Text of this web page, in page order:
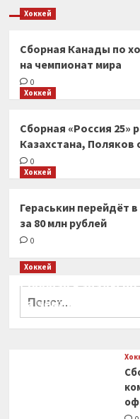
Хоккей
Сборная Канады по
на чемпионат мира
0
Хоккей
Сборная «Россия 25»
Казахстана,
0
Хоккей
Гераськин перейдёт
за 80 млн рублей
0
Хоккей
Сборная Канады по
на чемпионат мира